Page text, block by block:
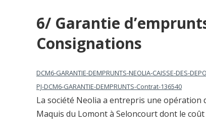
6/ Garantie
Consignations
DCM6-GARANTIE-DEMPRUNTS-NEOLIA-CAISSE-DES-
PJ-DCM6-GARANTIE-DEMPRUNTS-Contrat-136540
La société Neolia a entrepris une opération
Maquis du Lomont à Seloncourt dont le coût